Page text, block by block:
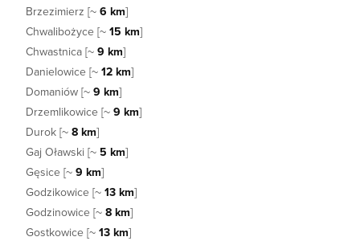
Brzezimierz [~ 6 km]
Chwalibożyce [~ 15 km]
Chwastnica [~ 9 km]
Danielowice [~ 12 km]
Domaniów [~ 9 km]
Drzemlikowice [~ 9 km]
Durok [~ 8 km]
Gaj Oławski [~ 5 km]
Gęsice [~ 9 km]
Godzikowice [~ 13 km]
Godzinowice [~ 8 km]
Gostkowice [~ 13 km]